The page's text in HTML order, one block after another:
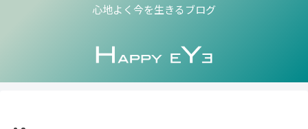
心地よく今を生きるブログ